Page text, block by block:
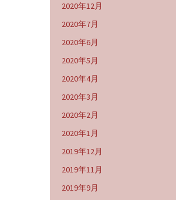
2020年12月
2020年7月
2020年6月
2020年5月
2020年4月
2020年3月
2020年2月
2020年1月
2019年12月
2019年11月
2019年9月